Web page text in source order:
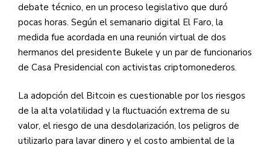
debate técnico, en un proceso legislativo que duró
pocas horas. Según el semanario digital El Faro, la
medida fue acordada en una reunión virtual de dos
hermanos del presidente Bukele y un par de funcionarios
de Casa Presidencial con activistas criptomonederos.
La adopción del Bitcoin es cuestionable por los riesgos
de la alta volatilidad y la fluctuación extrema de su
valor, el riesgo de una desdolarización, los peligros de
utilizarlo para lavar dinero y el costo ambiental de la